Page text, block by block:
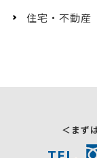
住宅・不動産
＜まず